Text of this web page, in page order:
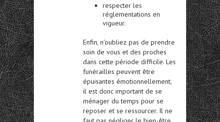
respecter les
réglementations en
vigueur.
Enfin, n’oubliez pas de prendre
soin de vous et des proches
dans cette période difficile. Les
funérailles peuvent être
épuisantes émotionnellement,
il est donc important de se
ménager du temps pour se
reposer et se ressourcer. Il ne